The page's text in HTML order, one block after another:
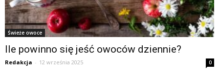
Świeże owoce
Ile powinno się jeść owoców dziennie?
Redakcja - 12 września 2025 0